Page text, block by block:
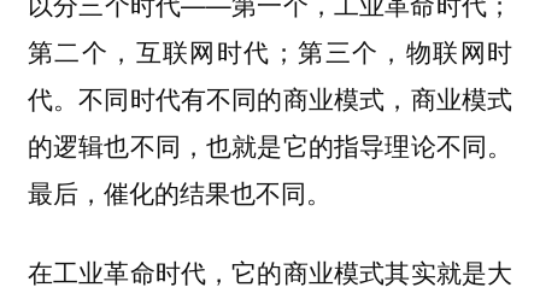
第二个，互联网时代；第三个，物联网时
代。不同时代有不同的商业模式，商业模式
的逻辑也不同，也就是它的指导理论不同。
最后，催化的结果也不同。
在工业革命时代，它的商业模式其实就是大